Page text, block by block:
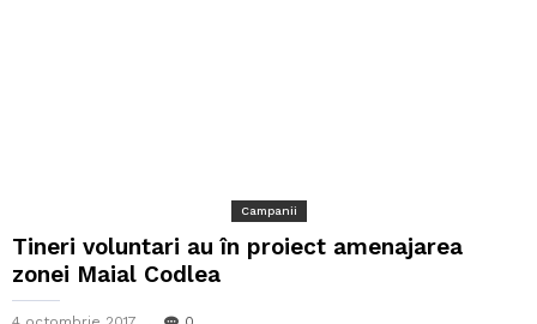
Campanii
Tineri voluntari au în proiect amenajarea
zonei Maial Codlea